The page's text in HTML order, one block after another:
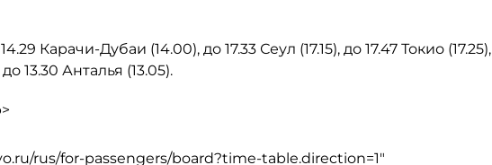
Карачи-Дубаи (14.00), до 17.33 Сеул (17.15), до 17.47 Токио (17.25),
13.30 Анталья (13.05).
rus/for-passengers/board?time-table.direction=1"